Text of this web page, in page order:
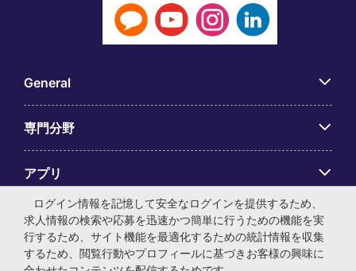
General
専門分野
アプリ
Employer Centre
ログイン情報を記憶して安全なログインを提供するため、
求人情報の検索や応募を迅速かつ簡単に行うための機能を実
行するため、サイト機能を最適化するための統計情報を収集
するため、閲覧行動やプロフィールに基づきお客様の興味に